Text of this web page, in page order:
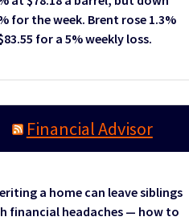
for the week. Brent rose 1.3%
for a 5% weekly loss.
Financial Advisor
a home can leave siblings
financial headaches — how to